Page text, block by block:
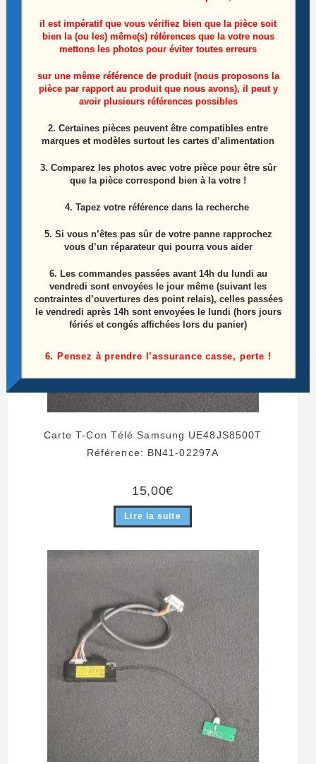
Barre LEDS Télé Samsung UE48JS8500T
Référence: BN96-34773A
8,50€
Ajouter au panier
Carte T-Con Télé Samsung UE48JS8500T
Référence: BN41-02297A
15,00€
Lire la suite
il est impératif que vous vérifiez bien que la pièce soit
bien la (ou les) même(s) références que la votre nous
mettons les photos pour éviter toutes erreurs
sur une même référence de produit (nous proposons la
pièce par rapport au produit que nous avons), il peut y
avoir plusieurs références possibles
2. Certaines pièces peuvent être compatibles entre
marques et modèles surtout les cartes d’alimentation
3. Comparez les photos avec votre pièce pour être sûr
que la pièce correspond bien à la votre !
4. Tapez votre référence dans la recherche
5. Si vous n’êtes pas sûr de votre panne rapprochez
vous d’un réparateur qui pourra vous aider
6. Les commandes passées avant 14h du lundi au
vendredi sont envoyées le jour même (suivant les
contraintes d’ouvertures des point relais), celles passées
le vendredi après 14h sont envoyées le lundi (hors jours
fériés et congés affichées lors du panier)
6. Pensez à prendre l’assurance casse, perte !